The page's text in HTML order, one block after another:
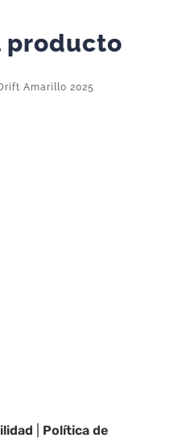
producto
Amarillo 2025
Política de